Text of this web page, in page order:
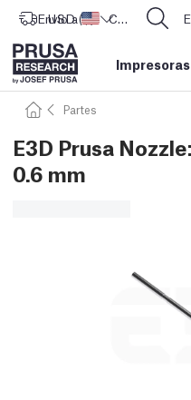
Envío a Estados Unidos
USD ($) CORE One L: ¡Ya disponible!
Partes
E3D Prusa
0.6 mm